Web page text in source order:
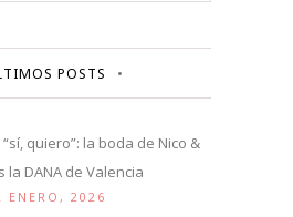
POSTS
quiero”: la boda de Nico &
la DANA de Valencia
ENERO, 2026